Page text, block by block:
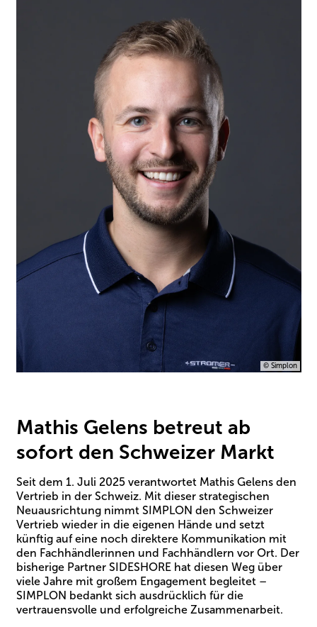
© Simplon
Mathis Gelens betreut ab
sofort den Schweizer Markt
Seit dem 1. Juli 2025 verantwortet Mathis Gelens den
Vertrieb in der Schweiz. Mit dieser strategischen
Neuausrichtung nimmt SIMPLON den Schweizer
Vertrieb wieder in die eigenen Hände und setzt
künftig auf eine noch direktere Kommunikation mit
den Fachhändlerinnen und Fachhändlern vor Ort. Der
bisherige Partner SIDESHORE hat diesen Weg über
viele Jahre mit großem Engagement begleitet –
SIMPLON bedankt sich ausdrücklich für die
vertrauensvolle und erfolgreiche Zusammenarbeit.